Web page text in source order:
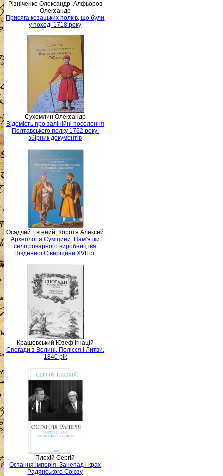
Різніченко Олександр, Алфьоров
Олександр
Присяга козацьких полків, що були
у поході 1718 року
Сухомлин Олександр
Відомість про залінійні поселення
Полтавського полку 1762 року:
збірник документів
Осадчий Евгений, Коротя Алексей
Археологія Сумщини. Пам’ятки
селітроварного виробництва
Південної Сіверщини XVII ст.
Крашевський Юзеф Ігнацій
Спогади з Волині, Полісся і Литви.
1840 рік
Плохій Сергій
Остання імперія. Занепад і крах
Радянського Союзу